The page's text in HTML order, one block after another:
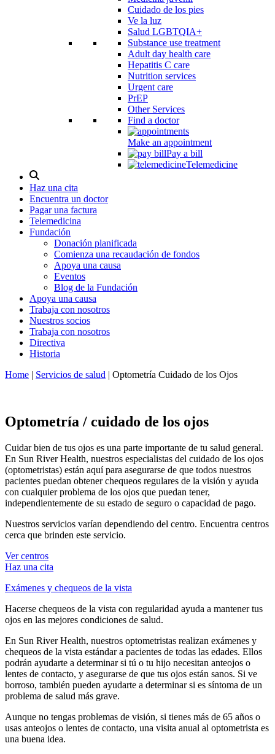
Cuidado de los pies
Ve la luz
Salud LGBTQIA+
Substance use treatment
Adult day health care
Hepatitis C care
Nutrition services
Urgent care
PrEP
Other Services
Find a doctor
Make an appointment
Pay a bill
Telemedicine
Alternar
modal
de
búsqueda
Haz una cita
Encuentra un doctor
Pagar una factura
Telemedicina
Fundación
Donación planificada
Comienza una recaudación de fondos
Apoya una causa
Eventos
Blog de la Fundación
Apoya una causa
Trabaja con nosotros
Nuestros socios
Trabaja con nosotros
Directiva
Historia
Home | Servicios de salud | Optometría Cuidado de los Ojos
Optometría / cuidado de los ojos
Cuidar bien de tus ojos es una parte importante de tu salud general.
En Sun River Health, nuestros especialistas del cuidado de los ojos
(optometristas) están aquí para asegurarse de que todos nuestros
pacientes puedan obtener chequeos regulares de la visión y ayuda
con cualquier problema de los ojos que puedan tener,
independientemente de su estado de seguro o capacidad de pago.
Nuestros servicios varían dependiendo del centro. Encuentra centros
cerca que brinden este servicio.
Ver centros
Haz una cita
Exámenes y chequeos de la vista
Hacerse chequeos de la vista con regularidad ayuda a mantener tus
ojos en las mejores condiciones de salud.
En Sun River Health, nuestros optometristas realizan exámenes y
chequeos de la vista estándar a pacientes de todas las edades. Ellos
podrán ayudarte a determinar si tú o tu hijo necesitan anteojos o
lentes de contacto, y asegurarse de que tus ojos están sanos. Si ve
borroso, también pueden ayudarte a determinar si es síntoma de un
problema de salud más grave.
Aunque no tengas problemas de visión, si tienes más de 65 años o
usas anteojos o lentes de contacto, una visita anual al optometrista es
una buena idea.